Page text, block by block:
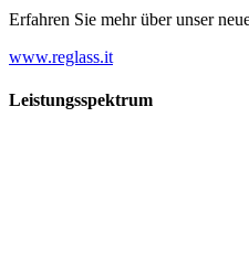
Erfahren Sie mehr über unser
www.reglass.it
Leistungsspektrum